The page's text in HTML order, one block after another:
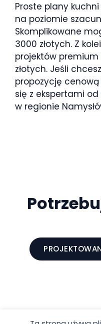
Proste plany
na poziomie
Skomplikowane
3000 złotych. Z
projektów
złotych. Jeśli
propozycję
się z ekspertami
w regionie